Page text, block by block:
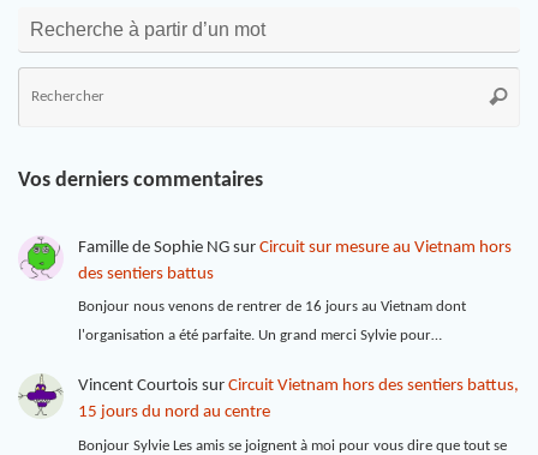
Recherche à partir d’un mot
Vos derniers commentaires
Famille de Sophie NGsur Circuit sur mesure au Vietnam hors
des sentiers battus
Bonjour nous venons de rentrer de 16 jours au Vietnam dont
l'organisation a été parfaite. Un grand merci Sylvie pour…
Vincent Courtoissur Circuit Vietnam hors des sentiers battus,
15 jours du nord au centre
Bonjour Sylvie Les amis se joignent à moi pour vous dire que tout se